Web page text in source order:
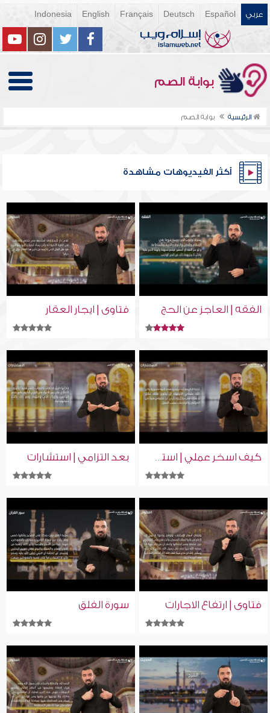
عربي Español
Deutsch
Français
English
Indonesia
بوابة الصم
الرئيسية بوابة الصم
أكثر الفيديوهات مشاهدة
الفقه | العاجز عن الحج فتاوى | ايجار العقار
كيف اسخر عملي | استشارات بعد التزامي | استشارات
فتاوى | ارتفاع الاجارات سورة الفلق